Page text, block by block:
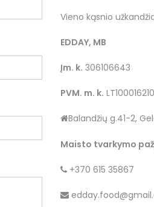
Vieno kąsnio
EDDAY, MB
Įm. k. 306106643
PVM. m. k.
Balandžių g.41-2,
Maisto tvarkymo
+370 615 35867